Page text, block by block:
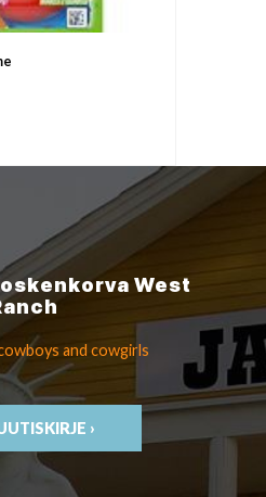
West
and cowgirls
›